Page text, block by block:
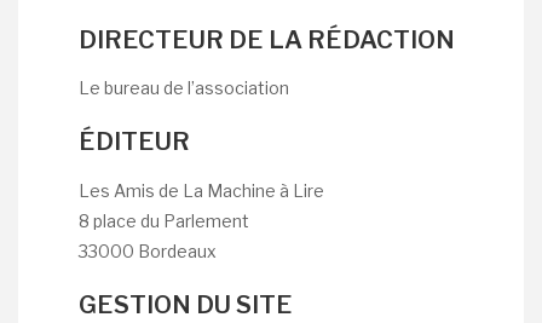
DIRECTEUR DE LA RÉDACTION
Le bureau de l’association
ÉDITEUR
Les Amis de La Machine à Lire
8 place du Parlement
33000 Bordeaux
GESTION DU SITE